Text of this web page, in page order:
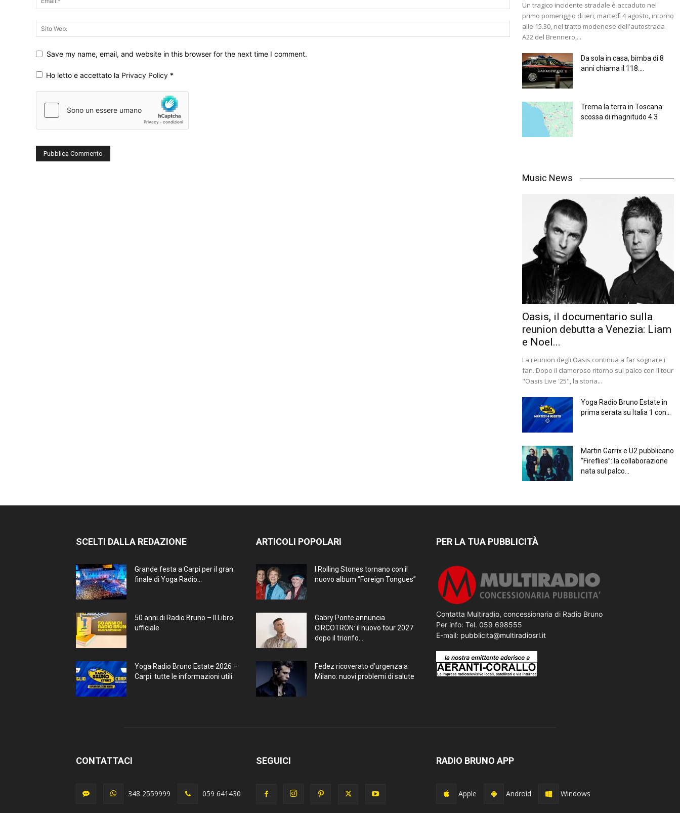
Save my name, email, and website in this browser for the next time I comment.
Ho letto e accettato la Privacy Policy *
Un tragico incidente stradale è accaduto nel
primo pomeriggio di ieri, martedì 4 agosto, intorno
alle 15.30, nel tratto modenese dell'autostrada
A22 del Brennero,...
Da sola in casa, bimba di 8
anni chiama il 118:...
Trema la terra in Toscana:
scossa di magnitudo 4.3
Music News
Oasis, il documentario sulla
reunion debutta a Venezia: Liam
e Noel...
La reunion degli Oasis continua a far sognare i
fan. Dopo il clamoroso ritorno sul palco con il tour
"Oasis Live '25", la storia...
Yoga Radio Bruno Estate in
prima serata su Italia 1 con...
Martin Garrix e U2 pubblicano
“Fireflies”: la collaborazione
nata sul palco...
SCELTI DALLA REDAZIONE
Grande festa a Carpi per il gran
finale di Yoga Radio...
50 anni di Radio Bruno – Il Libro
ufficiale
Yoga Radio Bruno Estate 2026 –
Carpi: tutte le informazioni utili
ARTICOLI POPOLARI
I Rolling Stones tornano con il
nuovo album “Foreign Tongues”
Gabry Ponte annuncia
CIRCOTRON: il nuovo tour 2027
dopo il trionfo...
Fedez ricoverato d’urgenza a
Milano: nuovi problemi di salute
PER LA TUA PUBBLICITÀ
Contatta Multiradio, concessionaria di Radio Bruno
Per info: Tel. 059 698555
E-mail: pubblicita@multiradiosrl.it
CONTATTACI
348 2559999 059 641430
SEGUICI RADIO BRUNO APP
Apple Android Windows